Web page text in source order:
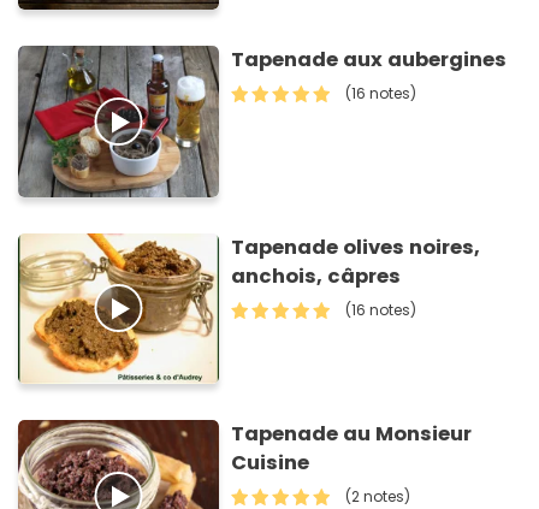
Tapenade aux aubergines
(16 notes)
Tapenade olives noires,
anchois, câpres
(16 notes)
Tapenade au Monsieur
Cuisine
(2 notes)